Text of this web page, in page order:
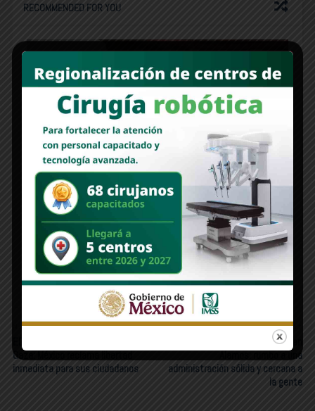
RECOMMENDED FOR YOU
MONITOR | La marca vs. Lamarque
Una nueva era de entendimiento entre palacios
Newer Post
Gaza: México reclama libertad
inmediata para sus ciudadanos
Older Post
PILAR POLÍTICO | Cambios en
Álamos: rumbo a una
administración sólida y cercana a
la gente